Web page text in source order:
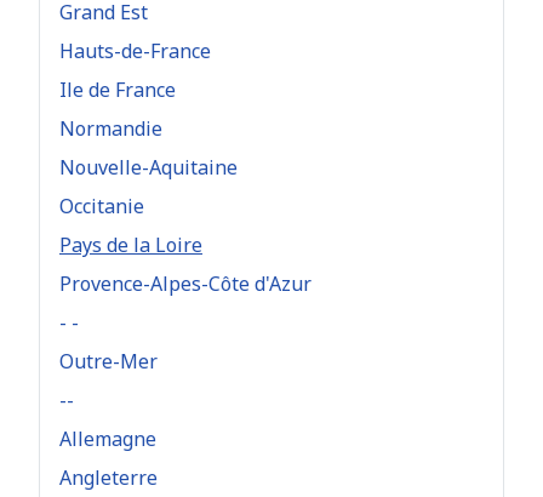
Grand Est
Hauts-de-France
Ile de France
Normandie
Nouvelle-Aquitaine
Occitanie
Pays de la Loire
Provence-Alpes-Côte d'Azur
- -
Outre-Mer
--
Allemagne
Angleterre